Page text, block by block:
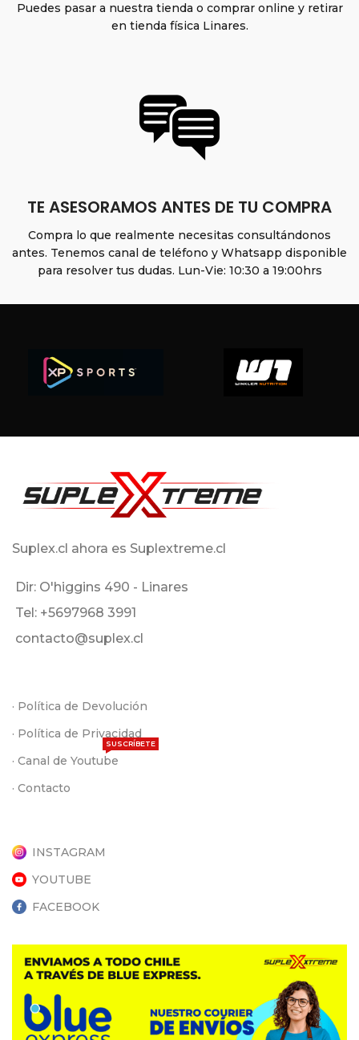
Puedes pasar a nuestra tienda o comprar online y retirar
en tienda física Linares.
TE ASESORAMOS ANTES DE TU COMPRA
Compra lo que realmente necesitas consultándonos
antes. Tenemos canal de teléfono y Whatsapp disponible
para resolver tus dudas. Lun-Vie: 10:30 a 19:00hrs
Suplex.cl ahora es Suplextreme.cl
Dir: O'higgins 490 - Linares
Tel: +5697968 3991
contacto@suplex.cl
· Política de Devolución
· Política de Privacidad
· Canal de Youtube
SUSCRÍBETE
· Contacto
INSTAGRAM
YOUTUBE
FACEBOOK